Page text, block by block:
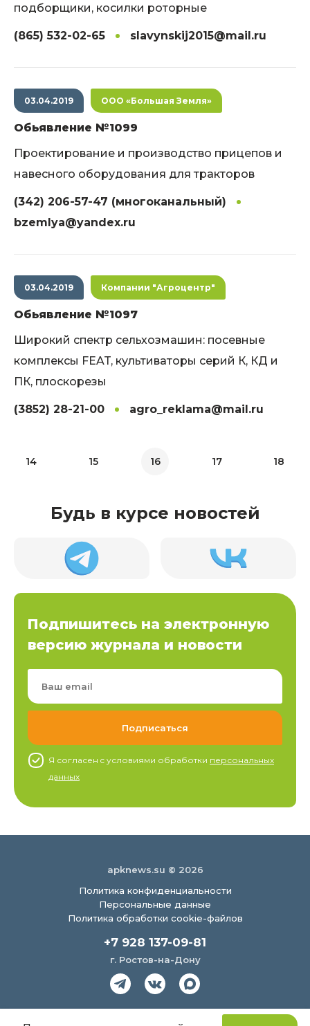
подборщики, косилки роторные
(865) 532-02-65 slavynskij2015@mail.ru
03.04.2019 ООО «Большая Земля»
Обьявление №1099
Проектирование и производство прицепов и
навесного оборудования для тракторов
(342) 206-57-47 (многоканальный)
bzemlya@yandex.ru
03.04.2019 Компании "Агроцентр"
Обьявление №1097
Широкий спектр сельхозмашин: посевные
комплексы FEAT, культиваторы серий К, КД и
ПК, плоскорезы
(3852) 28-21-00 agro_reklama@mail.ru
14 15 16 17 18
Будь в курсе новостей
Подпишитесь на электронную
версию журнала и новости
Я согласен c условиями обработки персональных
данных
apknews.su © 2026
Политика конфиденциальности
Персональные данные
Политика обработки cookie-файлов
+7 928 137-09-81
г. Ростов-на-Дону